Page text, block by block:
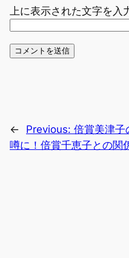
上に表示された文字を入
← Previous: 倍賞美津子
噂に！倍賞千恵子との関